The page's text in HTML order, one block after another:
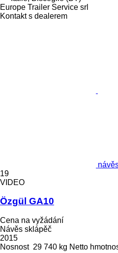
Europe Trailer Service srl
Kontakt s dealerem
19
VIDEO
Özgül GA10
Cena na vyžádání
Návěs sklápěč
2015
Nosnost 29 740 kg Netto